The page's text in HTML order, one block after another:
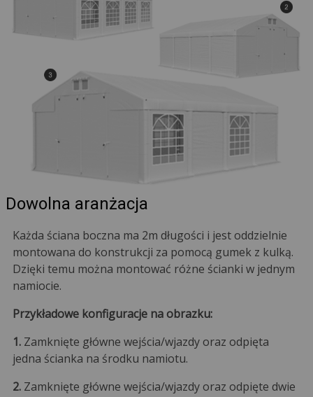
Dowolna aranżacja
Każda ściana boczna ma 2m długości i jest oddzielnie
montowana do konstrukcji za pomocą gumek z kulką.
Dzięki temu można montować różne ścianki w jednym
namiocie.
Przykładowe konfiguracje na obrazku:
1.Zamknięte główne wejścia/wjazdy oraz odpięta
jedna ścianka na środku namiotu.
2.Zamknięte główne wejścia/wjazdy oraz odpięte dwie